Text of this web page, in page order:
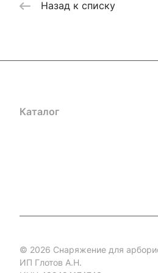
Назад к списку
Каталог
© 2026 Снаряжение для
ИП Глотов А.Н.